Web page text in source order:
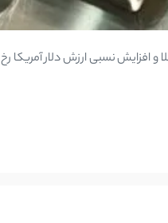
نسبی ارزش دلار آمریکا